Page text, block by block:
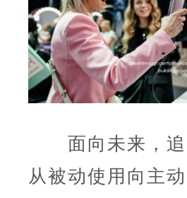
面向未来，追
从被动使用向主